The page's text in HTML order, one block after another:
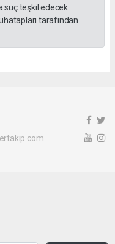
suç teşkil edecek
tarafından